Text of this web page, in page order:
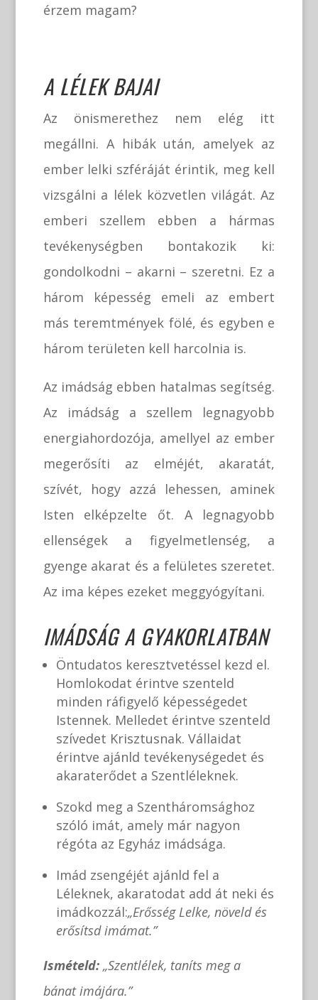
érzem magam?
A LÉLEK BAJAI
Az önismerethez nem elég itt
megállni. A hibák után, amelyek az
ember lelki szféráját érintik, meg kell
vizsgálni a lélek közvetlen világát. Az
emberi szellem ebben a hármas
tevékenységben bontakozik ki:
gondolkodni – akarni – szeretni. Ez a
három képesség emeli az embert
más teremtmények fölé, és egyben e
három területen kell harcolnia is.
Az imádság ebben hatalmas segítség.
Az imádság a szellem legnagyobb
energiahordozója, amellyel az ember
megerősíti az elméjét, akaratát,
szívét, hogy azzá lehessen, aminek
Isten elképzelte őt. A legnagyobb
ellenségek a figyelmetlenség, a
gyenge akarat és a felületes szeretet.
Az ima képes ezeket meggyógyítani.
IMÁDSÁG A GYAKORLATBAN
Öntudatos keresztvetéssel kezd el.
Homlokodat érintve szenteld
minden ráfigyelő képességedet
Istennek. Melledet érintve szenteld
szívedet Krisztusnak. Vállaidat
érintve ajánld tevékenységedet és
akaraterődet a Szentléleknek.
Szokd meg a Szentháromsághoz
szóló imát, amely már nagyon
régóta az Egyház imádsága.
Imád zsengéjét ajánld fel a
Léleknek, akaratodat add át neki és
imádkozzál:„Erősség Lelke, növeld és
erősítsd imámat.”
Ismételd: „Szentlélek, taníts meg a
bánat imájára.”